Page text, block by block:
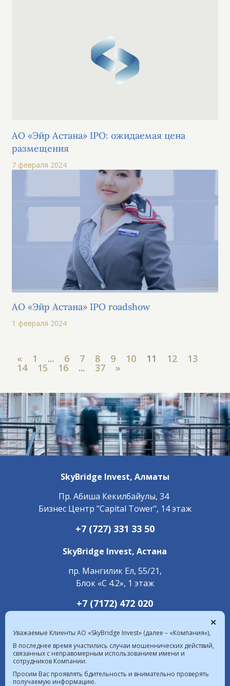
АО «Эйр Астана» IPO: ожидаемая цена
размещения
7 февраля 2024
АО «Эйр Астана» IPO roadshow
1 февраля 2024
« 1 ... 6 7 8 9 10 11 12 13
14 15 16 ... 37 »
SkyBridge Invest, Алматы
Пр. ​Абиша Кекилбайулы, 34
Бизнес Центр "Capital Tower", 14 этаж
+7 (727) 331 33 50
SkyBridge Invest,Астана
пр. Мангилик Ел, 55/21,
Блок «С 4.2», 1 этаж
+7 (7172) 472 020
Курс валют в РК на 08.08.2026  |  $ 469.93 KZT
✕
Уважаемые Клиенты АО «SkyBridge Invest» (далее – «Компания»),
В последнее время участились случаи мошеннических действий,
связанных с неправомерным использованием имени и
сотрудников Компании.
Просим Вас проявлять бдительность и внимательно проверять
получаемую информацию.